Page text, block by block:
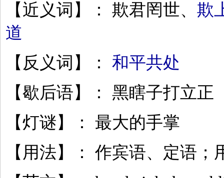
【近义词】： 欺君罔世、 欺
道
【反义词】： 和平共处
【歇后语】： 黑瞎子打立正
【灯谜】： 最大的手掌
【用法】： 作宾语、定语；